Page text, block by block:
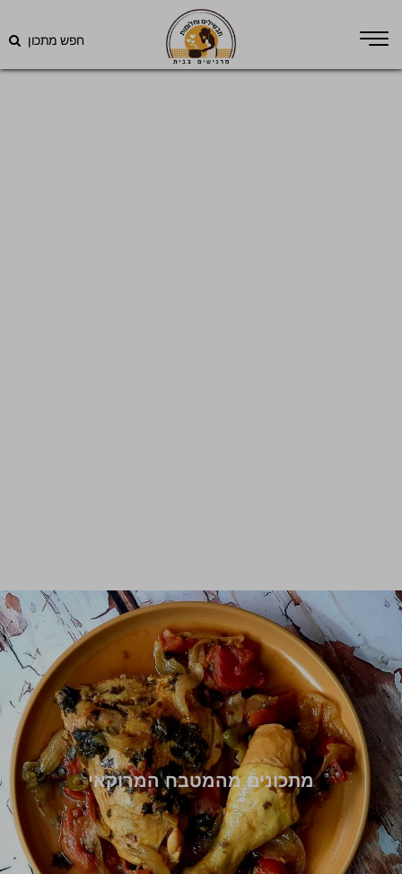
חפש מתכון
מתכונים מהמטבח המרוקאי